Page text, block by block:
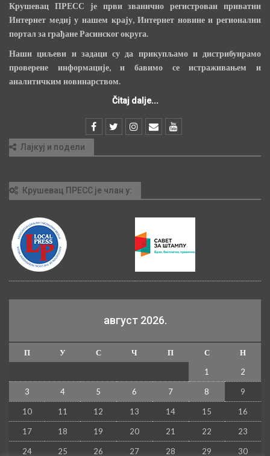
Крушевац ПРЕСС је први званично регистрован приватни
Интернет медиј у нашем крају, Интернет новине и регионални
портал за грађане Расинског округа.
Наши циљеви и задаци су да прикупљамо и дистрибуирамо
проверене информације, и бавимо се истраживањем и
аналитичким новинарством.
Čitaj dalje...
Лајкуј и подели
Крушевац ПРЕСС је члан у:
август 2026.
П У С Ч П С
Н
1
2
3 4 5 6 7 8 9
10 11 12 13 14 15 16
17 18 19 20 21 22 23
24 25 26 27 28 29 30